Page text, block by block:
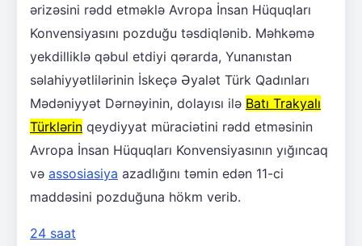
ərizəsini rədd etməklə Avropa İnsan Hüquqları
Konvensiyasını pozduğu təsdiqlənib. Məhkəmə
yekdilliklə qəbul etdiyi qərarda, Yunanıstan
səlahiyyətlilərinin İskeçə Əyalət Türk Qadınları
Mədəniyyət Dərnəyinin, dolayısı ilə Batı Trakyalı
Türklərin qeydiyyat müraciətini rədd etməsinin
Avropa İnsan Hüquqları Konvensiyasının yığıncaq
və assosiasiya azadlığını təmin edən 11-ci
maddəsini pozduğuna hökm verib.
24 saat